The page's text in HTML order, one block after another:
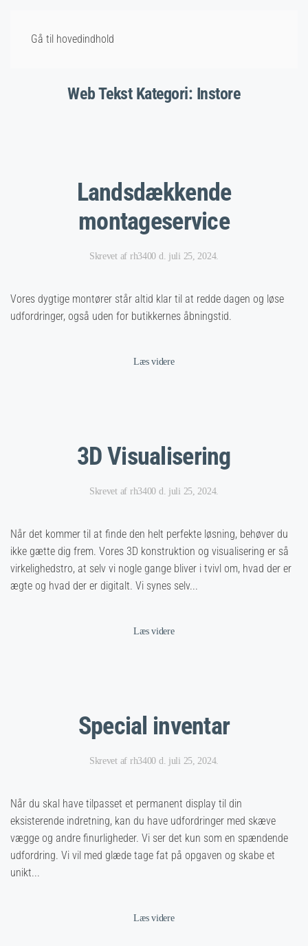
Gå til hovedindhold
Web Tekst Kategori: Instore
Landsdækkende
montageservice
Skrevet af rh3400 d. juli 25, 2024.
Vores dygtige montører står altid klar til at redde dagen og løse
udfordringer, også uden for butikkernes åbningstid.
Læs videre
3D Visualisering
Skrevet af rh3400 d. juli 25, 2024.
Når det kommer til at finde den helt perfekte løsning, behøver du
ikke gætte dig frem. Vores 3D konstruktion og visualisering er så
virkelighedstro, at selv vi nogle gange bliver i tvivl om, hvad der er
ægte og hvad der er digitalt. Vi synes selv...
Læs videre
Special inventar
Skrevet af rh3400 d. juli 25, 2024.
Når du skal have tilpasset et permanent display til din
eksisterende indretning, kan du have udfordringer med skæve
vægge og andre finurligheder. Vi ser det kun som en spændende
udfordring. Vi vil med glæde tage fat på opgaven og skabe et
unikt...
Læs videre